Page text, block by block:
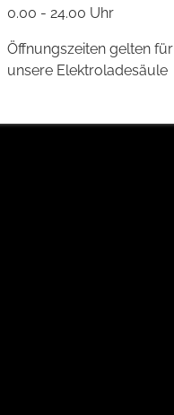
0.00 - 24.00 Uhr
Öffnungszeiten gelten für
unsere Elektroladesäule